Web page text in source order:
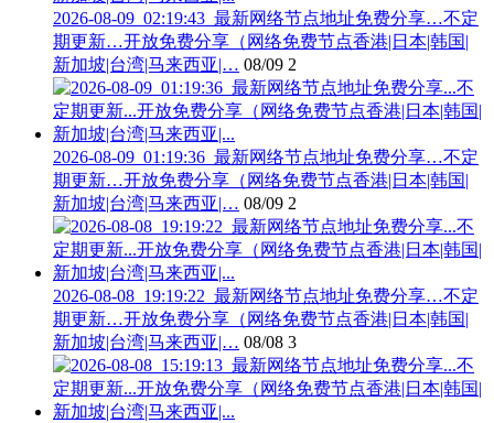
2026-08-09_02:19:43_最新网络节点地址免费分享…不定
期更新…开放免费分享（网络免费节点香港|日本|韩国|
新加坡|台湾|马来西亚|… 08/09 2
2026-08-09_01:19:36_最新网络节点地址免费分享…不定
期更新…开放免费分享（网络免费节点香港|日本|韩国|
新加坡|台湾|马来西亚|… 08/09 2
2026-08-08_19:19:22_最新网络节点地址免费分享…不定
期更新…开放免费分享（网络免费节点香港|日本|韩国|
新加坡|台湾|马来西亚|… 08/08 3